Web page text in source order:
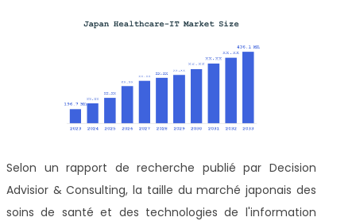
Selon un rapport de recherche publié par Decision
Advisior & Consulting, la taille du marché japonais des
soins de santé et des technologies de l'information